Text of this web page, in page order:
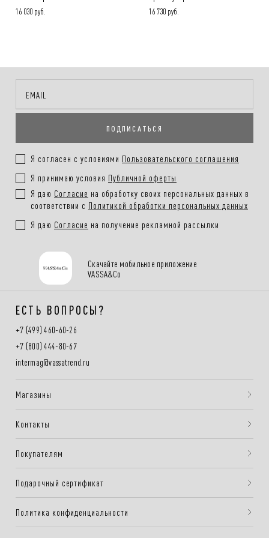
16 030 руб. 16 730 руб.
ПОДПИСАТЬСЯ
Я согласен с условиями Пользовательского соглашения
Я принимаю условия Публичной оферты
Я даю Согласие на обработку своих персональных данных в
соответствии с Политикой обработки персональных данных
Я даю Согласие на получение рекламной рассылки
Скачайте мобильное приложение
VASSA&Co
ЕСТЬ ВОПРОСЫ?
+7 (499) 460-60-26
+7 (800) 444-80-67
intermag@vassatrend.ru
Магазины
Контакты
Покупателям
Подарочный сертификат
Политика конфиденциальности